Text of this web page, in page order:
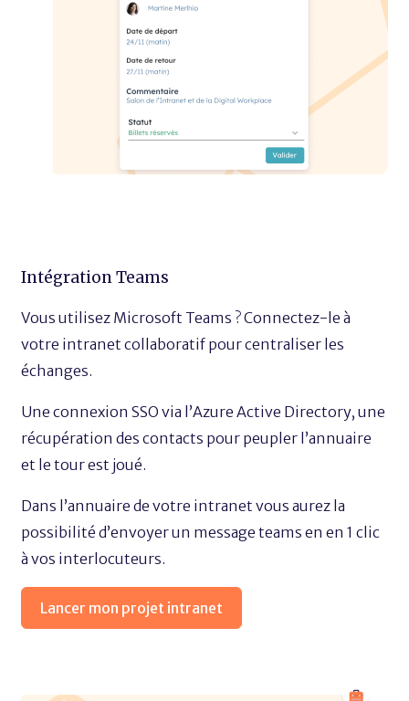
Intégration Teams
Vous utilisez Microsoft Teams ? Connectez-le à
votre intranet collaboratif pour centraliser les
échanges.
Une connexion SSO via l’Azure Active Directory, une
récupération des contacts pour peupler l’annuaire
et le tour est joué.
Dans l’annuaire de votre intranet vous aurez la
possibilité d’envoyer un message teams en en 1 clic
à vos interlocuteurs.
Lancer mon projet intranet